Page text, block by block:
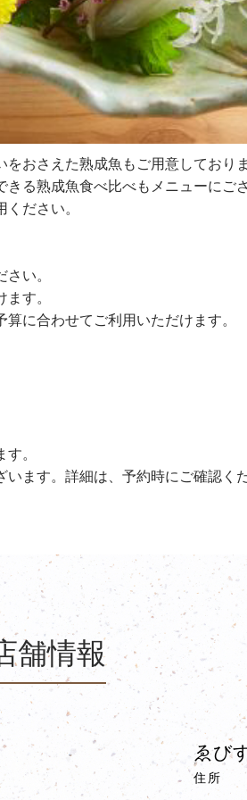
をおさえた熟成魚もご用意しており
る熟成魚食べ比べもメニューにご
ださい。
い。
す。
に合わせてご利用いただけます。
。
ます。詳細は、予約時にご確認く
舗情報
ゑび
住所